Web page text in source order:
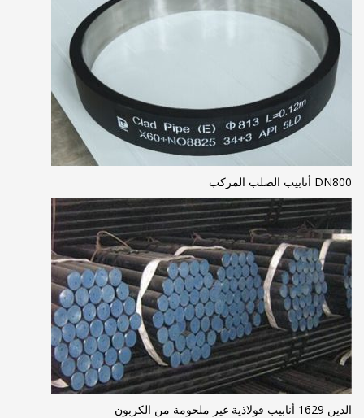
DN800 أنابيب الصلب المركب
الدين 1629 أنابيب فولاذية غير ملحومة من الكربون